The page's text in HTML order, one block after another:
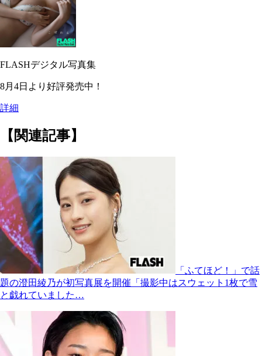
FLASHデジタル写真集
8月4日より好評発売中！
詳細
【関連記事】
「ふてほど！」で話
題の澄田綾乃が初写真展を開催「撮影中はスウェット1枚で雪
と戯れていました…